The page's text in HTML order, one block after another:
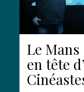
Le
en tête